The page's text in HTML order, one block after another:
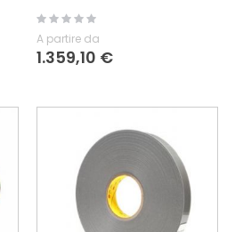
Rating:
0%
A partire da
1.359,10 €